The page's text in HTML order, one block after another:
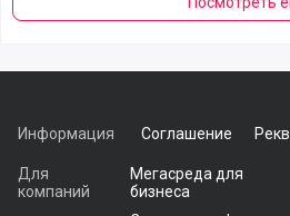
Информация Соглашение
Для
компаний
Мегасреда для
бизнеса